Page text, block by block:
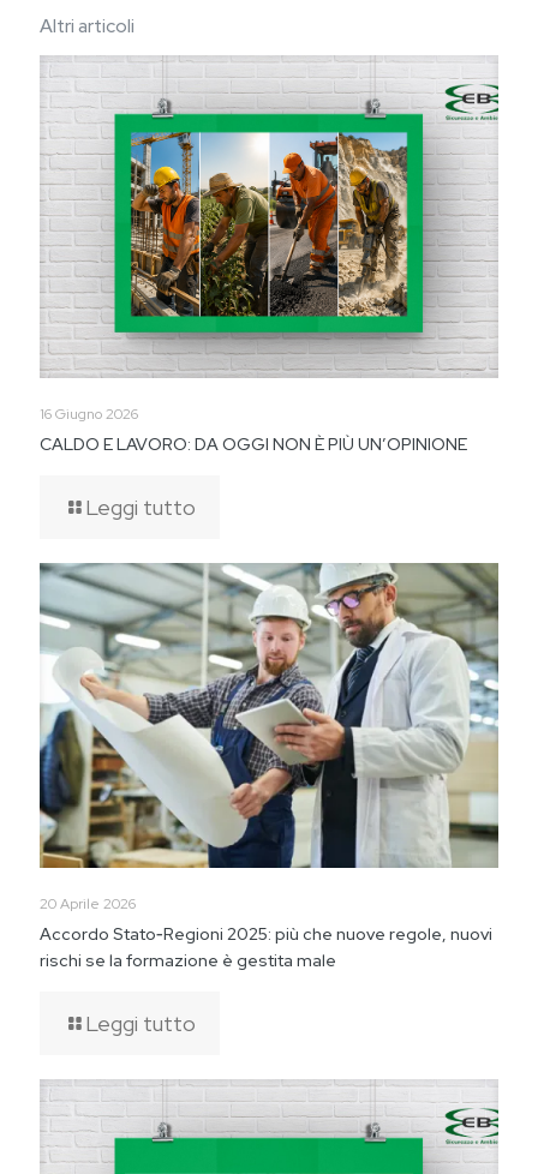
Altri articoli
16 Giugno 2026
CALDO E LAVORO: DA OGGI NON È PIÙ UN’OPINIONE
Leggi tutto
20 Aprile 2026
Accordo Stato‑Regioni 2025: più che nuove regole, nuovi
rischi se la formazione è gestita male
Leggi tutto